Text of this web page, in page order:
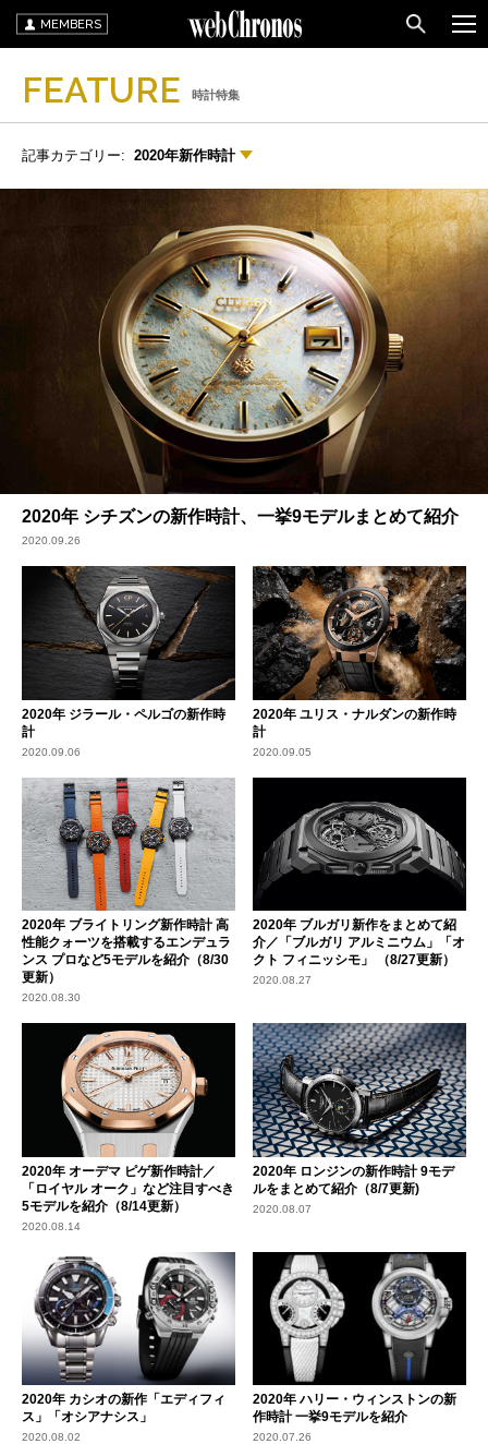
MEMBERS
FEATURE 時計特集
記事カテゴリー: 2020年新作時計
2020年 シチズンの新作時計、一挙9モデルまとめて紹介
2020.09.26
2020年 ジラール・ペルゴの新作時
計
2020.09.06
2020年 ユリス・ナルダンの新作時
計
2020.09.05
2020年 ブライトリング新作時計 高
性能クォーツを搭載するエンデュラ
ンス プロなど5モデルを紹介（8/30
更新）
2020.08.30
2020年 ブルガリ新作をまとめて紹
介／「ブルガリ アルミニウム」「オ
クト フィニッシモ」 （8/27更新）
2020.08.27
2020年 オーデマ ピゲ新作時計／
「ロイヤル オーク」など注目すべき
5モデルを紹介（8/14更新）
2020.08.14
2020年 ロンジンの新作時計 9モデ
ルをまとめて紹介（8/7更新)
2020.08.07
2020年 カシオの新作「エディフィ
ス」「オシアナシス」
2020.08.02
2020年 ハリー・ウィンストンの新
作時計 一挙9モデルを紹介
2020.07.26